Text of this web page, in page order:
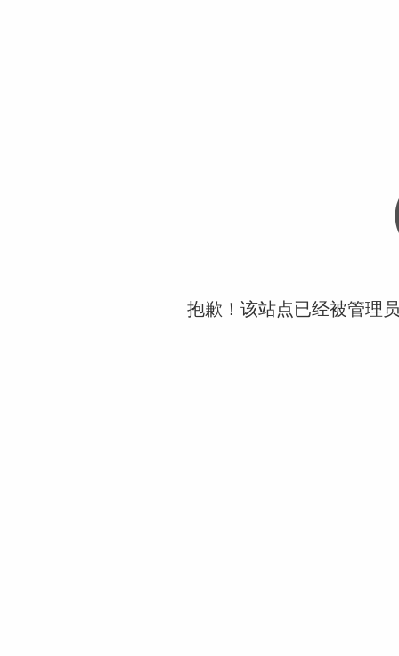
抱歉！该站点已经被管理